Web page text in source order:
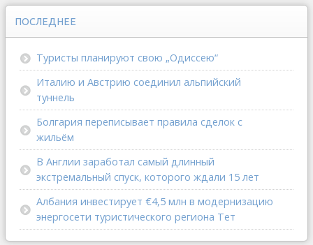
ПОСЛЕДНЕЕ
Туристы планируют свою „Одиссею“
Италию и Австрию соединил альпийский
туннель
Болгария переписывает правила сделок с
жильём
В Англии заработал самый длинный
экстремальный спуск, которого ждали 15 лет
Албания инвестирует €4,5 млн в модернизацию
энергосети туристического региона Тет